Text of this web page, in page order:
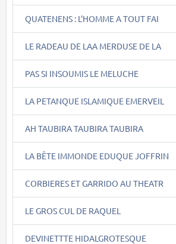
QUATENENS : L'HOMME A TOUT FAI
LE RADEAU DE LAA MERDUSE DE LA
PAS SI INSOUMIS LE MELUCHE
LA PETANQUE ISLAMIQUE EMERVEIL
AH TAUBIRA TAUBIRA TAUBIRA
LA BÊTE IMMONDE EDUQUE JOFFRIN
CORBIERES ET GARRIDO AU THEATR
LE GROS CUL DE RAQUEL
DEVINETTTE HIDALGROTESQUE